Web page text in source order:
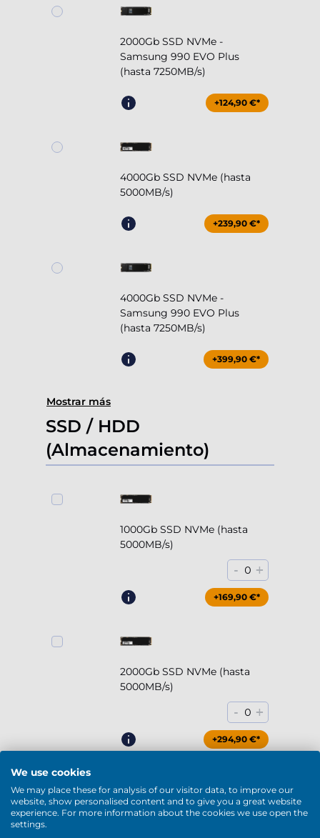
2000Gb SSD NVMe -
Samsung 990 EVO Plus
(hasta 7250MB/s)
+124,90 €*
4000Gb SSD NVMe (hasta
5000MB/s)
+239,90 €*
4000Gb SSD NVMe -
Samsung 990 EVO Plus
(hasta 7250MB/s)
+399,90 €*
Mostrar más
SSD / HDD
(Almacenamiento)
1000Gb SSD NVMe (hasta
5000MB/s)
- 0 +
+169,90 €*
2000Gb SSD NVMe (hasta
5000MB/s)
- 0 +
+294,90 €*
2000Gb HDD 7200rpm (3.5'')
We use cookies
We may place these for analysis of our visitor data, to improve our
website, show personalised content and to give you a great website
experience. For more information about the cookies we use open the
settings.